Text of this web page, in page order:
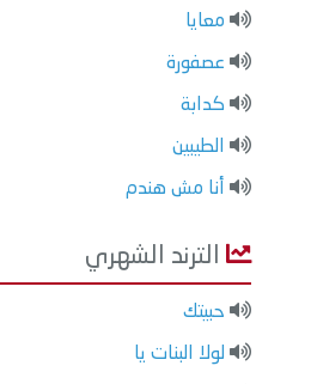
معايا
عصفورة
كدابة
الطيبين
أنا مش هندم
الترند الشهري
حبيتك
لولا البنات يا